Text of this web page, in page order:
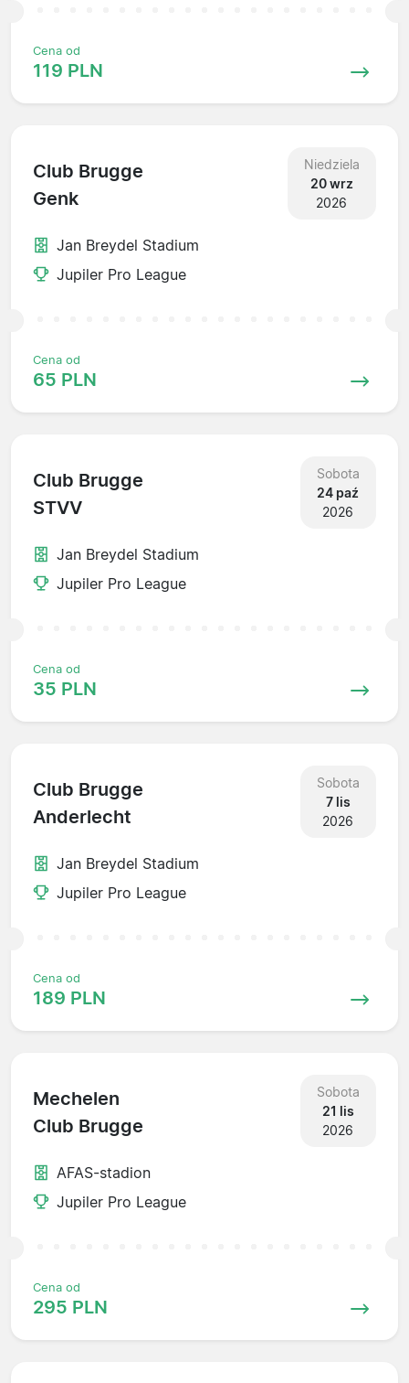
Cena od
119 PLN
Club Brugge
Genk
Niedziela
20 wrz
2026
Jan Breydel Stadium
Jupiler Pro League
Cena od
65 PLN
Club Brugge
STVV
Sobota
24 paź
2026
Jan Breydel Stadium
Jupiler Pro League
Cena od
35 PLN
Club Brugge
Anderlecht
Sobota
7 lis
2026
Jan Breydel Stadium
Jupiler Pro League
Cena od
189 PLN
Mechelen
Club Brugge
Sobota
21 lis
2026
AFAS-stadion
Jupiler Pro League
Cena od
295 PLN